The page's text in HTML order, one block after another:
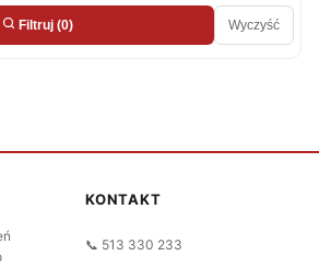
Filtruj (0) Wyczyść
KONTAKT
📞 513 330 233